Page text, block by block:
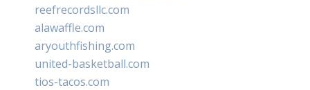
reefrecordsllc.com
alawaffle.com
aryouthfishing.com
united-basketball.com
tios-tacos.com